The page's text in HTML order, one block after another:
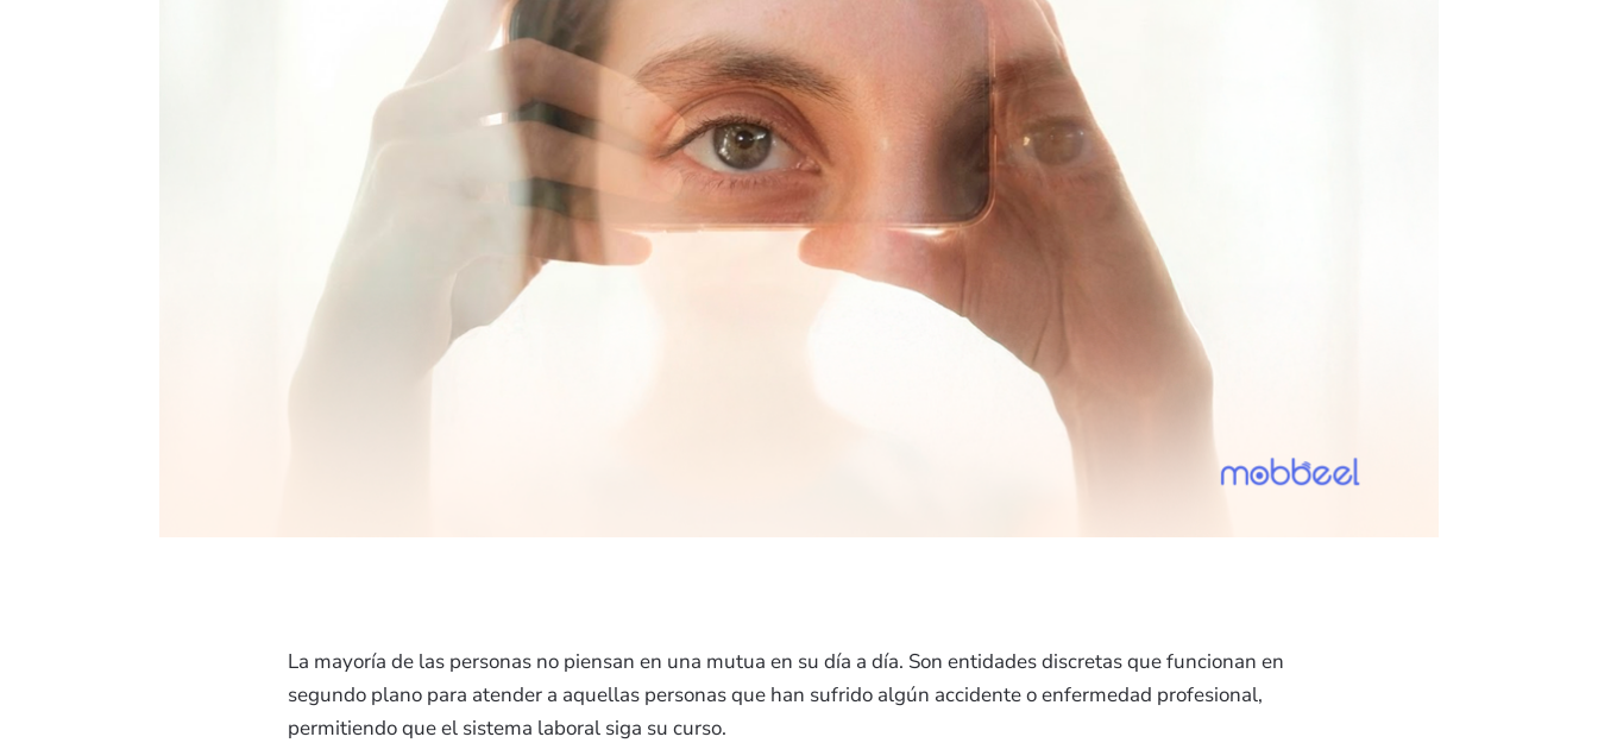
La mayoría de las personas no piensan en una mutua en su día a día. Son entidades discretas que funcionan en
segundo plano para atender a aquellas personas que han sufrido algún accidente o enfermedad profesional,
permitiendo que el sistema laboral siga su curso.